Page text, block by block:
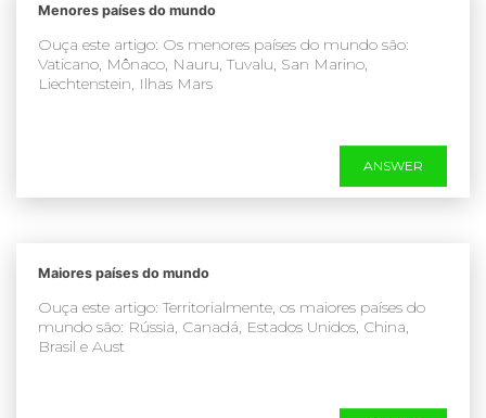
Menores países do mundo
Ouça este artigo: Os menores países do mundo são:
Vaticano, Mônaco, Nauru, Tuvalu, San Marino,
Liechtenstein, Ilhas Mars
ANSWER
Maiores países do mundo
Ouça este artigo: Territorialmente, os maiores países do
mundo são: Rússia, Canadá, Estados Unidos, China,
Brasil e Aust